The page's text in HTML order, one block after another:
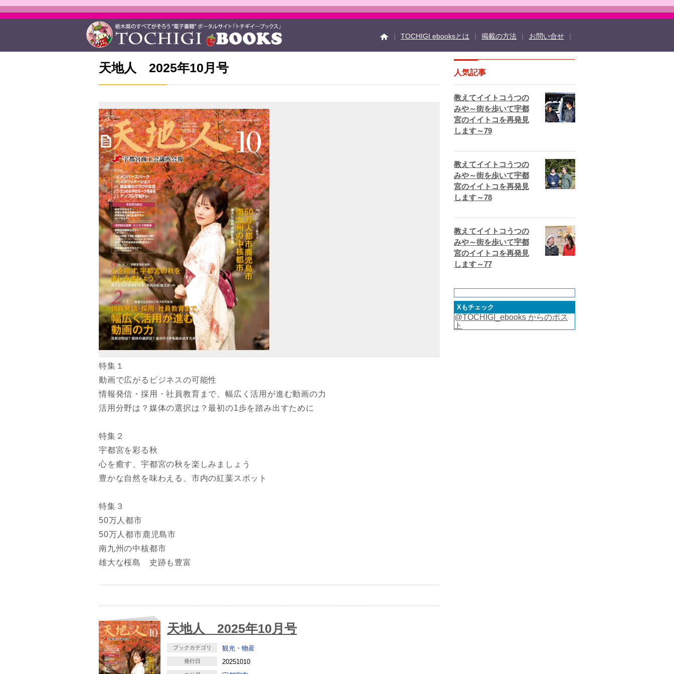
TOCHIGI ebooksとは 掲載の方法 お問い合せ
Facebook
twitter
よくある質問
サイトマップ
掲載の方法 掲載規約 個人情報保護方針 動作環境
天地人 2025年10月号
特集１
動画で広がるビジネスの可能性
情報発信・採用・社員教育まで、幅広く活用が進む動画の力
活用分野は？媒体の選択は？最初の1歩を踏み出すために
特集２
宇都宮を彩る秋
心を癒す、宇都宮の秋を楽しみましょう
豊かな自然を味わえる、市内の紅葉スポット
特集３
50万人都市
50万人都市鹿児島市
南九州の中核都市
雄大な桜島 史跡も豊富
天地人 2025年10月号
ブックカテゴリ 観光・物産
発行日 20251010
人気記事
教えてイイトコうつの
みや～街を歩いて宇都
宮のイイトコを再発見
します～79
教えてイイトコうつの
みや～街を歩いて宇都
宮のイイトコを再発見
します～78
教えてイイトコうつの
みや～街を歩いて宇都
宮のイイトコを再発見
します～77
Xもチェック
@TOCHIGI_ebooks からのポス
ト